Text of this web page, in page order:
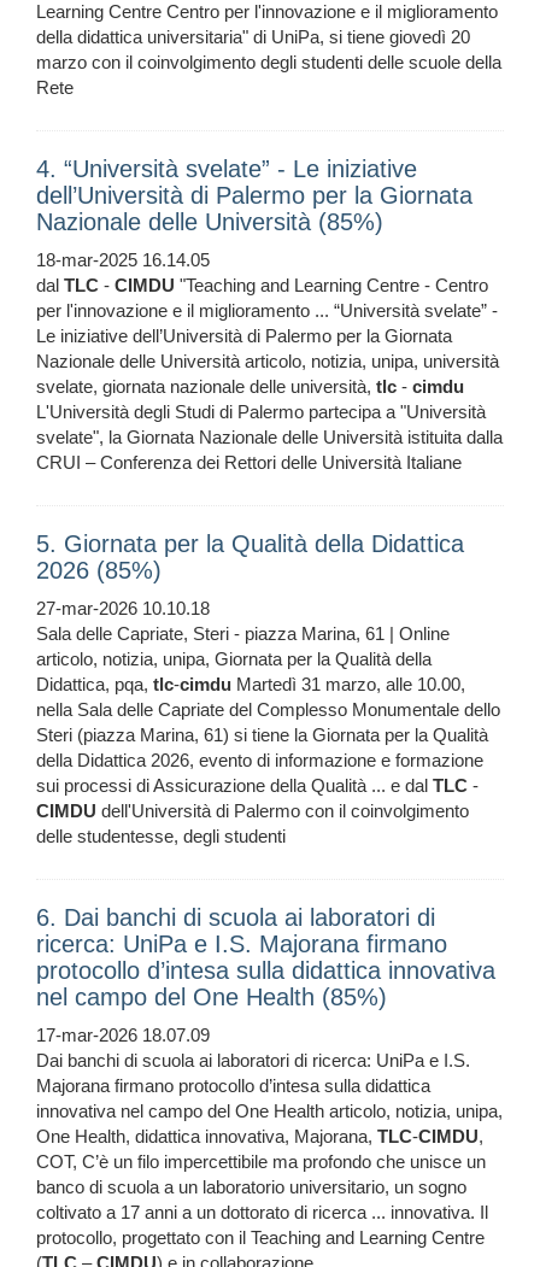
Learning Centre Centro per l'innovazione e il miglioramento
della didattica universitaria" di UniPa, si tiene giovedì 20
marzo con il coinvolgimento degli studenti delle scuole della
Rete
4. “Università svelate” - Le iniziative
dell’Università di Palermo per la Giornata
Nazionale delle Università (85%)
18-mar-2025 16.14.05
dal TLC - CIMDU "Teaching and Learning Centre - Centro
per l'innovazione e il miglioramento ... “Università svelate” -
Le iniziative dell’Università di Palermo per la Giornata
Nazionale delle Università articolo, notizia, unipa, università
svelate, giornata nazionale delle università, tlc - cimdu
L'Università degli Studi di Palermo partecipa a "Università
svelate", la Giornata Nazionale delle Università istituita dalla
CRUI – Conferenza dei Rettori delle Università Italiane
5. Giornata per la Qualità della Didattica
2026 (85%)
27-mar-2026 10.10.18
Sala delle Capriate, Steri - piazza Marina, 61 | Online
articolo, notizia, unipa, Giornata per la Qualità della
Didattica, pqa, tlc-cimdu Martedì 31 marzo, alle 10.00,
nella Sala delle Capriate del Complesso Monumentale dello
Steri (piazza Marina, 61) si tiene la Giornata per la Qualità
della Didattica 2026, evento di informazione e formazione
sui processi di Assicurazione della Qualità ... e dal TLC -
CIMDU dell'Università di Palermo con il coinvolgimento
delle studentesse, degli studenti
6. Dai banchi di scuola ai laboratori di
ricerca: UniPa e I.S. Majorana firmano
protocollo d’intesa sulla didattica innovativa
nel campo del One Health (85%)
17-mar-2026 18.07.09
Dai banchi di scuola ai laboratori di ricerca: UniPa e I.S.
Majorana firmano protocollo d’intesa sulla didattica
innovativa nel campo del One Health articolo, notizia, unipa,
One Health, didattica innovativa, Majorana, TLC-CIMDU,
COT, C’è un filo impercettibile ma profondo che unisce un
banco di scuola a un laboratorio universitario, un sogno
coltivato a 17 anni a un dottorato di ricerca ... innovativa. Il
protocollo, progettato con il Teaching and Learning Centre